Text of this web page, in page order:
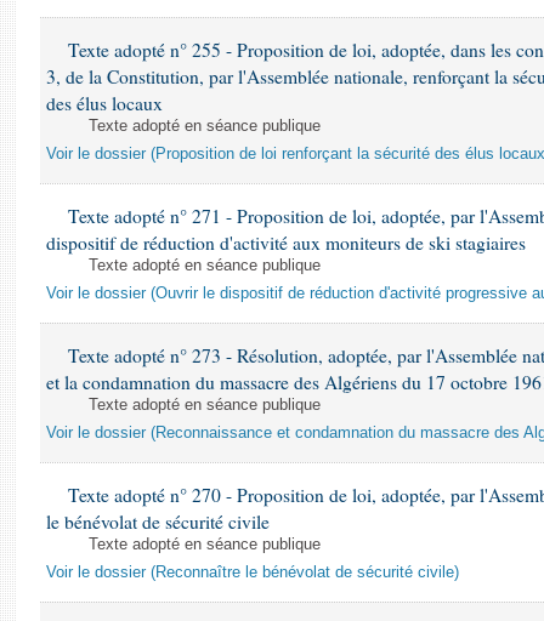
Texte adopté n° 255 - Proposition de loi, adoptée, dans les
3, de la Constitution, par l'Assemblée nationale, renforçant la
des élus locaux
Texte adopté en séance publique
Voir le dossier (Proposition de loi renforçant la sécurité des élus
Texte adopté n° 271 - Proposition de loi, adoptée, par
dispositif de réduction d'activité aux moniteurs de ski stagiaires
Texte adopté en séance publique
Voir le dossier (Ouvrir le dispositif de réduction d'activité progressive
Texte adopté n° 273 - Résolution, adoptée, par l'Assemblée
et la condamnation du massacre des Algériens du 17 octobre
Texte adopté en séance publique
Voir le dossier (Reconnaissance et condamnation du massacre des
Texte adopté n° 270 - Proposition de loi, adoptée, par
le bénévolat de sécurité civile
Texte adopté en séance publique
Voir le dossier (Reconnaître le bénévolat de sécurité civile)